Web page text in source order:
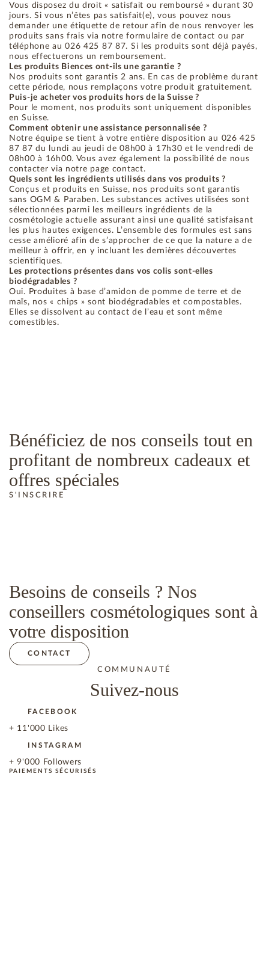
Vous disposez du droit « satisfait ou remboursé » durant 30
jours. Si vous n’êtes pas satisfait(e), vous pouvez nous
demander une étiquette de retour afin de nous renvoyer les
produits sans frais via notre formulaire de contact ou par
téléphone au 026 425 87 87. Si les produits sont déjà payés,
nous effectuerons un remboursement.
Les produits Biences ont-ils une garantie ?
Nos produits sont garantis 2 ans. En cas de problème durant
cette période, nous remplaçons votre produit gratuitement.
Puis-je acheter vos produits hors de la Suisse ?
Pour le moment, nos produits sont uniquement disponibles
en Suisse.
Comment obtenir une assistance personnalisée ?
Notre équipe se tient à votre entière disposition au 026 425
87 87 du lundi au jeudi de 08h00 à 17h30 et le vendredi de
08h00 à 16h00. Vous avez également la possibilité de nous
contacter via notre page contact.
Quels sont les ingrédients utilisés dans vos produits ?
Conçus et produits en Suisse, nos produits sont garantis
sans OGM & Paraben. Les substances actives utilisées sont
sélectionnées parmi les meilleurs ingrédients de la
cosmétologie actuelle assurant ainsi une qualité satisfaisant
les plus hautes exigences. L’ensemble des formules est sans
cesse amélioré afin de s’approcher de ce que la nature a de
meilleur à offrir, en y incluant les dernières découvertes
scientifiques.
Les protections présentes dans vos colis sont-elles
biodégradables ?
Oui. Produites à base d’amidon de pomme de terre et de
maïs, nos « chips » sont biodégradables et compostables.
Elles se dissolvent au contact de l’eau et sont même
comestibles.
Bénéficiez de nos conseils tout en
profitant de nombreux cadeaux et
offres spéciales
S'INSCRIRE
Besoins de conseils ? Nos
conseillers cosmétologiques sont à
votre disposition
CONTACT
COMMUNAUTÉ
Suivez-nous
FACEBOOK
+ 11'000 Likes
INSTAGRAM
+ 9'000 Followers
PAIEMENTS SÉCURISÉS